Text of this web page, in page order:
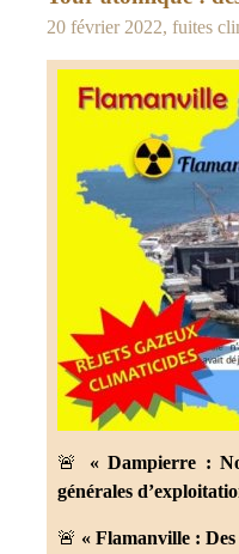
20 février 2022, fuites
🚨 « Dampierre :
générales
🚨 « Flamanville :